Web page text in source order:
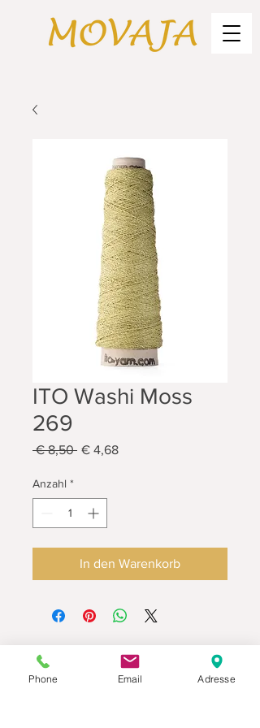
ITO Washi Moss
269
€ 8,50 Standardpreis
€ 4,68Sale-
Anzahl *
In den Warenkorb
Phone Email Adresse